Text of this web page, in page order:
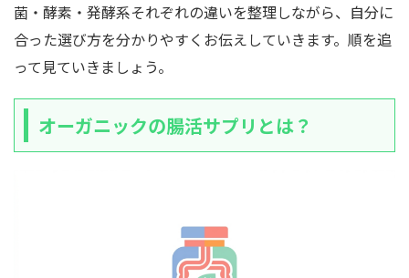
菌・酵素・発酵系それぞれの違いを整理しながら、自分に
合った選び方を分かりやすくお伝えしていきます。順を追
って見ていきましょう。
オーガニックの腸活サプリとは？